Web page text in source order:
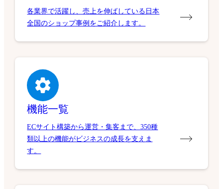
各業界で活躍し、売上を伸ばしている日本
全国のショップ事例をご紹介します。
機能一覧
ECサイト構築から運営・集客まで、350種
類以上の機能がビジネスの成長を支えま
す。